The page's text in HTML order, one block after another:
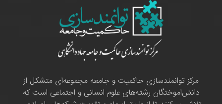
مرکز توانمندسازی حاکمیت و جامعه مجموعه‌ای متشکل از
دانش‌اموختگان رشته‌های علوم انسانی و اجتماعی است که